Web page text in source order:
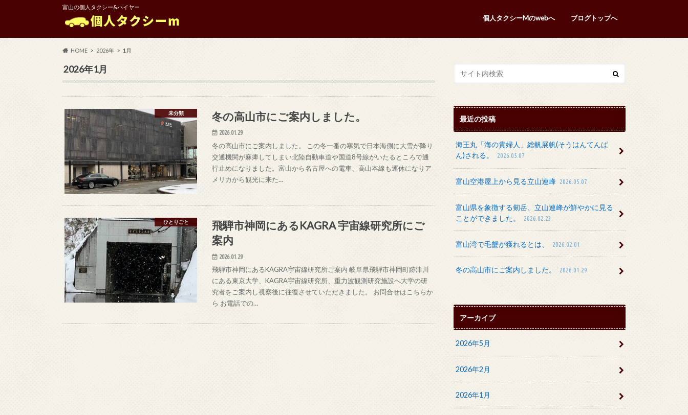
富山の個人タクシー&ハイヤー
個人タクシーMのwebへ ブログトップへ
HOME 2026年 1月
2026年1月
未分類 冬の高山市にご案内しました。
2026.01.29
冬の高山市にご案内しました。 この冬一番の寒気で日本海側に大雪が降り
交通機関が麻痺してしまい北陸自動車道や国道8号線がいたるところで通
行止めになりました。富山から名古屋への電車、高山本線も運休になりア
メリカから観光に来た…
ひとりごと
飛騨市神岡にあるKAGRA 宇宙線研究所にご
案内
2026.01.29
飛騨市神岡にあるKAGRA宇宙線研究所ご案内 岐阜県飛騨市神岡町跡津川
にある東京大学、KAGRA宇宙線研究所、重力波観測研究施設へ大学の研
究者をご案内し視察後に往復させていただきました。 お問合せはこちらか
ら お電話での…
最近の投稿
海王丸「海の貴婦人」総帆展帆(そうはんてんぱ
ん)される。
2026.05.07
富山空港屋上から見る立山連峰 2026.05.07
富山県を象徴する剱岳、立山連峰が鮮やかに見る
ことができました。
2026.02.23
富山湾で毛蟹が獲れるとは、 2026.02.01
冬の高山市にご案内しました。 2026.01.29
アーカイブ
2026年5月
2026年2月
2026年1月